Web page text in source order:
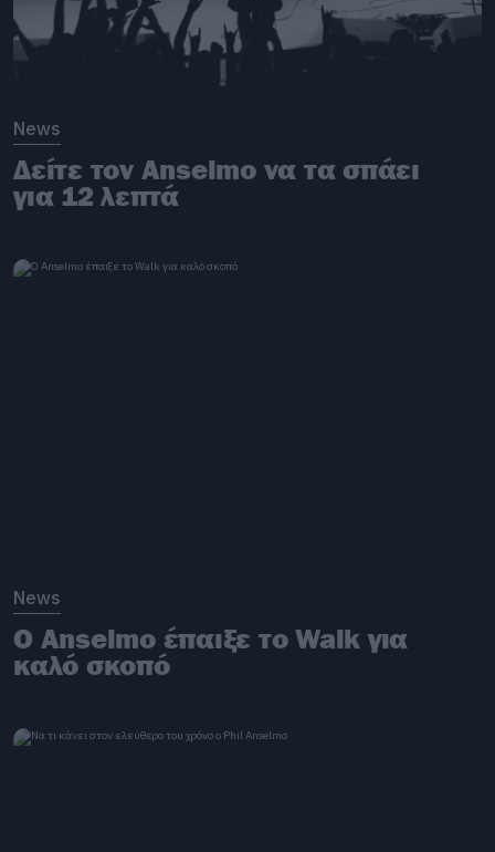
News
Δείτε τον Anselmo να τα σπάει
για 12 λεπτά
News
Ο Anselmo έπαιξε το Walk για
καλό σκοπό